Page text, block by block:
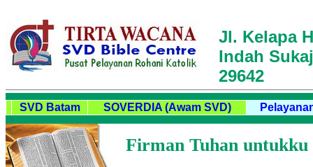
Jl. Kelapa
Indah
29642
SVD Batam SOVERDIA (Awam SVD)
Firman Tuhan